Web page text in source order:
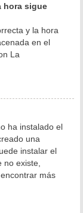
hora sigue
y la hora
en el
La
ha instalado el
una
instalar el
no existe,
más